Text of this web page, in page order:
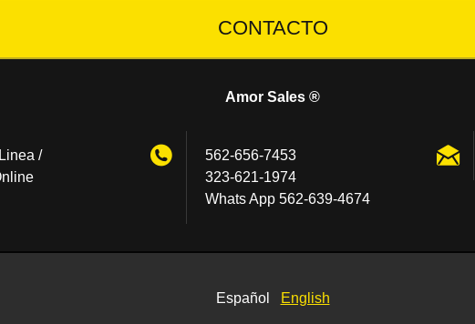
CONTACTO
Amor Sales ®
/
562-656-7453
323-621-1974
Whats App 562-639-4674
Español English